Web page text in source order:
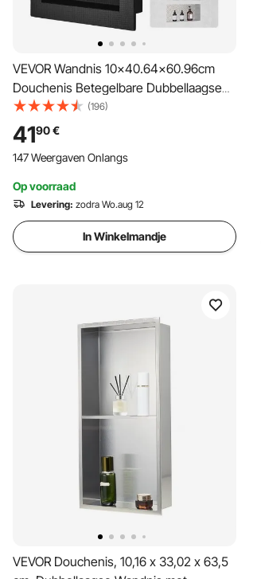
VEVOR Wandnis 10x40.64x60.96cm
Douchenis Betegelbare Dubbellaagse
Waterdichte Nis Installatie Achterwand
Materiaal (XPS, Hout, Cement) Geschikt
voor Badkamer Slaapkamer
Studeerkamer
(196)
4190€
147 Weergaven Onlangs
Op voorraad
Levering: zodra Wo.aug 12
In Winkelmandje
VEVOR Douchenis, 10,16 x 33,02 x 63,5